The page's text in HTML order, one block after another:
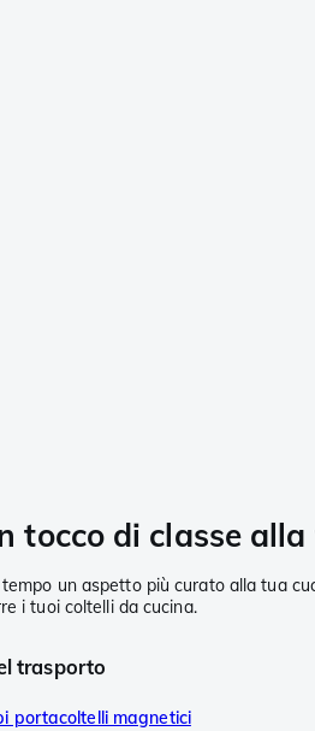
tocco di classe
un aspetto più curato alla tua
i tuoi coltelli da cucina.
trasporto
portacoltelli magnetici